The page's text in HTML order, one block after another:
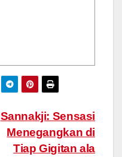
Sannakji: Sensasi
Menegangkan di
Tiap Gigitan ala